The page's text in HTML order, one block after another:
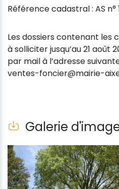
Référence cadastral : AS n°
Les dossiers contenant les
à solliciter jusqu’au 21 août
par mail à l’adresse
ventes-foncier@mairie-
Galerie